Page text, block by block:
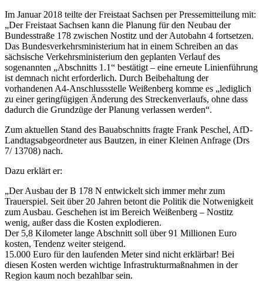
Im Januar 2018 teilte der Freistaat Sachsen per Pressemitteilung mit:
„Der Freistaat Sachsen kann die Planung für den Neubau der
Bundesstraße 178 zwischen Nostitz und der Autobahn 4 fortsetzen.
Das Bundesverkehrsministerium hat in einem Schreiben an das
sächsische Verkehrsministerium den geplanten Verlauf des
sogenannten „Abschnitts 1.1“ bestätigt – eine erneute Linienführung
ist demnach nicht erforderlich. Durch Beibehaltung der
vorhandenen A4-Anschlussstelle Weißenberg komme es „lediglich
zu einer geringfügigen Änderung des Streckenverlaufs, ohne dass
dadurch die Grundzüge der Planung verlassen werden“.
Zum aktuellen Stand des Bauabschnitts fragte Frank Peschel, AfD-
Landtagsabgeordneter aus Bautzen, in einer Kleinen Anfrage (Drs
7/ 13708) nach.
Dazu erklärt er:
„Der Ausbau der B 178 N entwickelt sich immer mehr zum
Trauerspiel. Seit über 20 Jahren betont die Politik die Notwenigkeit
zum Ausbau. Geschehen ist im Bereich Weißenberg – Nostitz
wenig, außer dass die Kosten explodieren.
Der 5,8 Kilometer lange Abschnitt soll über 91 Millionen Euro
kosten, Tendenz weiter steigend.
15.000 Euro für den laufenden Meter sind nicht erklärbar! Bei
diesen Kosten werden wichtige Infrastrukturmaßnahmen in der
Region kaum noch bezahlbar sein.